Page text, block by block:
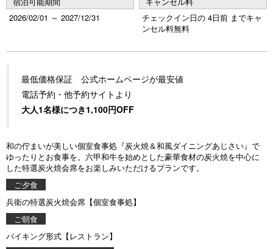
2026/02/01 ～ 2027/12/31
チェックイン日の 4日前 までキャ
ンセル料無料
最低価格保証 公式ホームページが最安値
電話予約・他予約サイトより
大人1名様につき1,100円OFF
和の佇まいが美しい個室食事処『炭火焼＆和風ダイニングあじさい』で
ゆったりとお食事を。六甲和牛を始めとした豪華食材の炭火焼を中心に
した特選炭火焼会席をお楽しみいただけるプランです。
ご夕食
兵衛の特選炭火焼会席【個室食事処】
ご朝食
バイキング形式【レストラン】